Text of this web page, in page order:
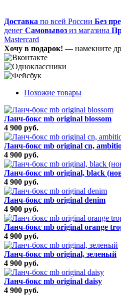
Доставка по всей России Без
денег Самовывоз из магазина
Mastercard
Хочу в подарок! — намекните
Похожие товары
Ланч-бокс mb original blossom
4 900 руб.
Ланч-бокс mb original cn,
4 900 руб.
Ланч-бокс mb original, black
4 900 руб.
Ланч-бокс mb original denim
4 900 руб.
Ланч-бокс mb original orange
4 900 руб.
Ланч-бокс mb original, зеленый
4 900 руб.
Ланч-бокс mb original daisy
4 900 руб.